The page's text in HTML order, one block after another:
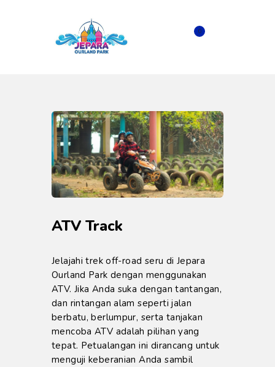
0
ATV Track
Jelajahi trek off-road seru di Jepara
Ourland Park dengan menggunakan
ATV. Jika Anda suka dengan tantangan,
dan rintangan alam seperti jalan
berbatu, berlumpur, serta tanjakan
mencoba ATV adalah pilihan yang
tepat. Petualangan ini dirancang untuk
menguji keberanian Anda sambil